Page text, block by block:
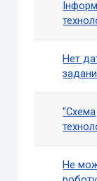
Нет
"Схема
Не